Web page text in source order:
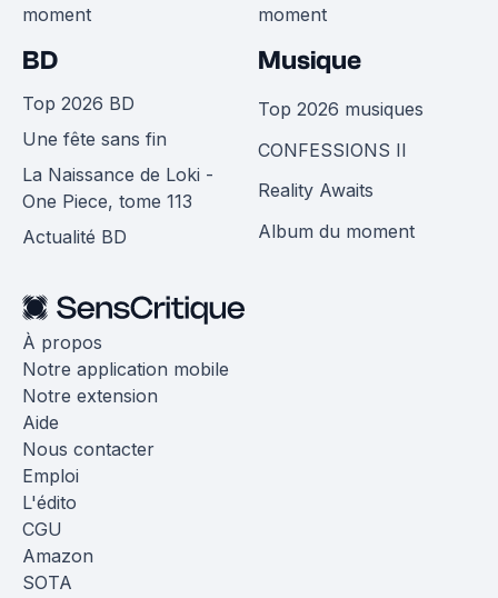
moment
moment
BD
Top 2026 BD
Une fête sans fin
La Naissance de Loki -
One Piece, tome 113
Actualité BD
Musique
Top 2026 musiques
CONFESSIONS II
Reality Awaits
Album du moment
À propos
Notre application mobile
Notre extension
Aide
Nous contacter
Emploi
L'édito
CGU
Amazon
SOTA